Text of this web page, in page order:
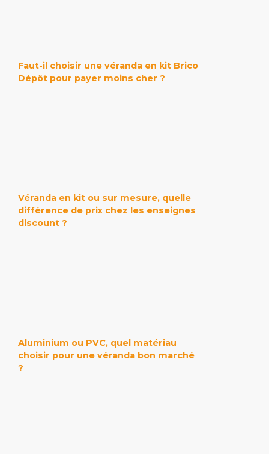
Faut-il choisir une véranda en kit Brico
Dépôt pour payer moins cher ?
Véranda en kit ou sur mesure, quelle
différence de prix chez les enseignes
discount ?
Aluminium ou PVC, quel matériau
choisir pour une véranda bon marché
?